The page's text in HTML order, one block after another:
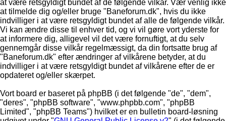
at være retsgyldigt bundet af de følgende vilkår. Vær venlig ikke
at tilmelde dig og/eller bruge "Baneforum.dk", hvis du ikke
indvilliger i at være retsgyldigt bundet af alle de følgende vilkår.
Vi kan ændre disse til enhver tid, og vi vil gøre vort yderste for
at informere dig, alligevel vil det være fornuftigt, at du selv
gennemgår disse vilkår regelmæssigt, da din fortsatte brug af
"Baneforum.dk" efter ændringer af vilkårene betyder, at du
indvilliger i at være retsgyldigt bundet af vilkårene efter de er
opdateret og/eller skærpet.
Vort board er baseret på phpBB (i det følgende "de", "dem",
"deres", "phpBB software", "www.phpbb.com", "phpBB
Limited", "phpBB Teams") hvilket er en bulletin board-løsning